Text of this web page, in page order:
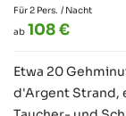
Für 2 Pers. / Nacht
ab 108 €
Etwa 20
d'Argent Strand,